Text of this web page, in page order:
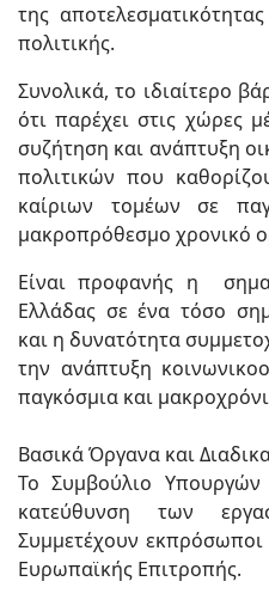
της
πολιτικής.
Συνολικά, το ιδιαίτερο
ότι παρέχει στις χώρες
συζήτηση και ανάπτυξη
πολιτικών που
καίριων τομέων σε
μακροπρόθεσμο χρονικό
Είναι προφανής η
Ελλάδας σε ένα τόσο
και η δυνατότητα
την ανάπτυξη
παγκόσμια και
Βασικά Όργανα και
Το Συμβούλιο Υπουργών
κατεύθυνση των
Συμμετέχουν
Ευρωπαϊκής Επιτροπής.